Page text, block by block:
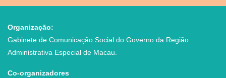
identificar as áreas que podem ser melhoradas.
identificação, número de telefone e endereço
electrónico, etc., é fornecida voluntariamente e
usada apenas para efeito de aquisição do
Organização:
Gabinete de Comunicação Social do Governo da Região
Administrativa Especial de Macau.
Co-organizadores